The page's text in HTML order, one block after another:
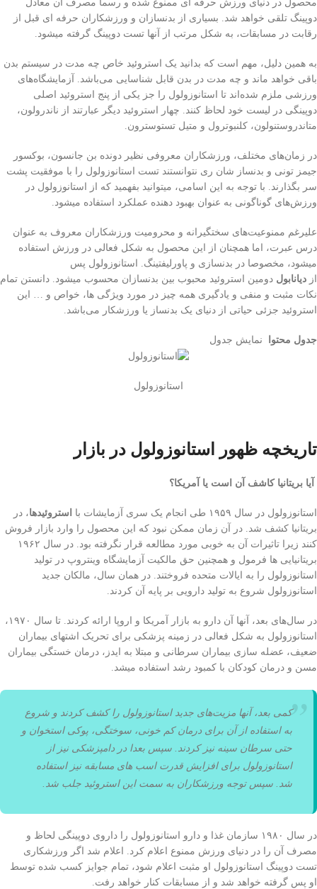
محصول در دنیای ورزش حرفه ای ممنوع شده و رسما مصرف آن معادل
دوپینگ تلقی‌ خواهد شد. بسیاری از بدنسازان و ورزشکاران حرفه ای قبل از
رقابت در مسابقات، به شکل مرتب از آنها تست دوپینگ گرفته میشود.
به همین دلیل، مهم است که بدانید یک استروئید خاص چه مدت در سیستم بدن
باقی‌ خواهد ماند و چه مدت در بدن قابل شناسایی می‌باشد. آزمایشگاه‌های
ورزشی ملزم شده‌اند تا استانوزولول را جز یکی‌ از پنج استروئید اصلی‌
دوپینگی در لیست خود لحاظ کنند. چهار استروئید دیگر عبارتند از ناندرولون،
متاندروستنولون، کلنبوترول و متیل تستوسترون.
در زمان‌های مختلف، ورزشکاران معروفی‌ نظیر دونده بن جانسون، بوکسور
جیمز تونی و بدنساز‌ شان ری نتوانستند تست استانوزولول را با موفقیت پشت
سر بگذارند. با توجه به این اسامی، میتوانید بفهمید که از استانوزولول در
ورزش‌های گوناگونی به عنوان بهبود دهنده عملکرد استفاده میشود.
علیرغم ممنوعیت‌های سختگیرانه و محرومیت ورزشکاران معروف به عنوان
درس عبرت، اما همچنان از این محصول به شکل فعالی‌ در ورزش استفاده
میشود، مخصوصا در بدنسازی و پاورلیفتینگ. استانوزولول پس
از دیانابول دومین استروئید محبوب بین بدنسازان محسوب میشود. دانستن تمام
نکات مثبت و منفی‌ و یادگیری همه چیز در مورد ویژگی ها، خواص و … این
استروئید جزئی حیاتی از دنیای یک بدنساز یا ورزشکار می‌باشد.
جدول محتوا نمایش جدول
استانوزولول
تاریخچه ظهور استانوزولول در بازار
آیا بریتانیا کاشف آن است یا آمریکا؟
استانوزولول در سال ۱۹۵۹ طی‌ انجام یک سری آزمایشات با استروئیدها، در
بریتانیا کشف شد. در آن زمان ممکن نبود که این محصول را وارد بازار فروش
کنند زیرا تاثیرات آن به خوبی‌ مورد مطالعه قرار نگرفته بود. در سال ۱۹۶۲
بریتانیایی ها فرمول و همچنین حق مالکیت آزمایشگاه وینتروپ در تولید
استانوزولول را به ایالات متحده فروختند. در همان سال، مالکان جدید
استانوزولول شروع به تولید دارویی بر پایه آن کردند.
در سال‌های بعد، آنها آن دارو به بازار آمریکا و اروپا ارائه کردند. تا سال ۱۹۷۰،
استانوزولول به شکل فعالی‌ در زمینه پزشکی‌ برای تحریک اشتهای بیماران
ضعیف، عضله سازی بیماران سرطانی و مبتلا به ایدز، درمان خستگی‌ بیماران
مسن و درمان کودکان با کمبود رشد استفاده میشد.
کمی‌ بعد، آنها مزیت‌های جدید استانوزولول را کشف کردند و شروع
به استفاده از آن برای درمان کم خونی، سوختگی، پوکی استخوان و
حتی سرطان سینه نیز کردند. سپس بعدا در دامپزشکی نیز از
استانوزولول برای افزایش قدرت اسب‌ های مسابقه نیز استفاده
شد. سپس توجه ورزشکاران به سمت این استروئید جلب شد.
در سال ۱۹۸۰ سازمان غذا و دارو استانوزولول را داروی دوپینگی لحاظ و
مصرف آن را در دنیای ورزش ممنوع اعلام کرد. اعلام شد اگر ورزشکاری
تست دوپینگ استانوزولول او مثبت اعلام شود، تمام جوایز کسب شده توسط
او پس گرفته خواهد شد و از مسابقات کنار خواهد رفت.